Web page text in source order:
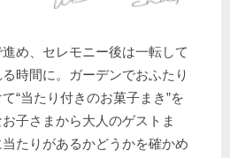
め、セレモニー後は一転して
時間に。ガーデンでおふたり
“当たり付きのお菓子まき”を
子さまから大人のゲストま
たりがあるかどうかを確かめ